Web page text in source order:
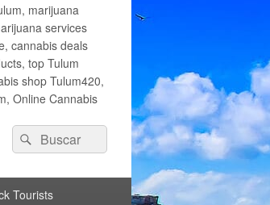
marijuana
services
cannabis deals
top Tulum
shop Tulum420,
Online Cannabis
Buscar
por:
Buscar
Tourists